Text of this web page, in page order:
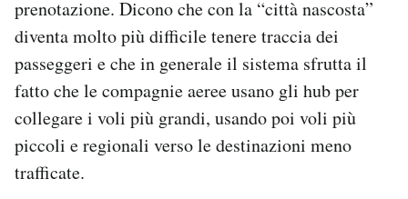
prenotazione. Dicono che con la “città nascosta”
diventa molto più difficile tenere traccia dei
passeggeri e che in generale il sistema sfrutta il
fatto che le compagnie aeree usano gli hub per
collegare i voli più grandi, usando poi voli più
piccoli e regionali verso le destinazioni meno
trafficate.